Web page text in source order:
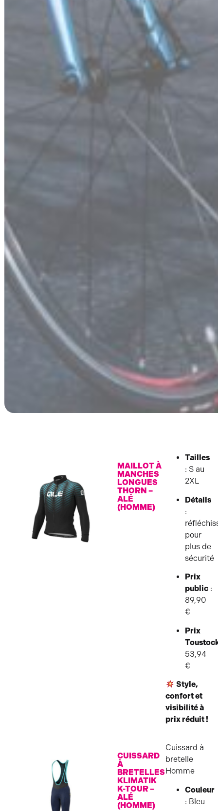
MAILLOT À
MANCHES
LONGUES
THORN –
ALÉ
(HOMME)
Tailles
: S au
2XL
Détails
:
pour
plus de
sécurité
Prix
public :
89,90
€
Prix
53,94
€
Style,
confort et
visibilité à
prix réduit !
CUISSARD
À
BRETELLES
KLIMATIK
K-TOUR –
ALÉ
(HOMME)
Cuissard à
bretelle
Homme
Couleur
: Bleu